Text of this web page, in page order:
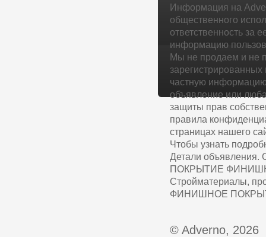
Информация на
общественного
ответственность за
информацию
Мы не продаем и не
частную информацию
объявление или
защиты прав
правила
страницах нашего
Чтобы узнать
Детали объявления.
ПОКРЫТИЕ
Стройматериалы,
ФИНИШНОЕ
© Adverno, 2026